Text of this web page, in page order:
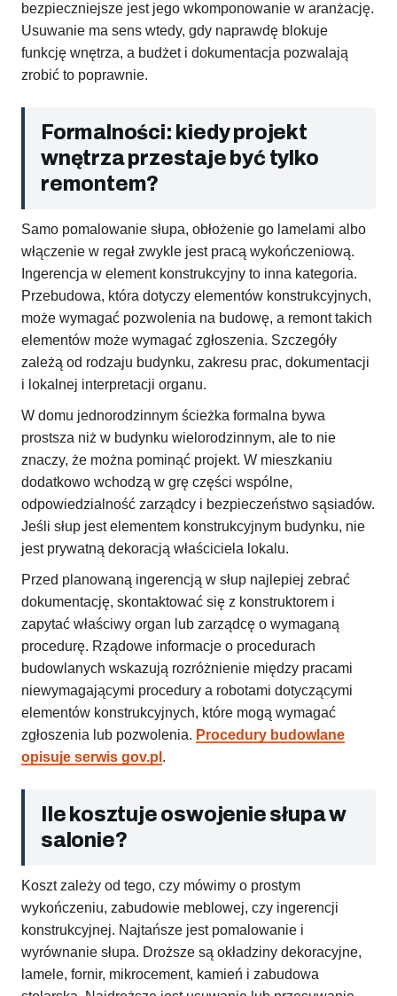
bezpieczniejsze jest jego wkomponowanie w aranżację.
Usuwanie ma sens wtedy, gdy naprawdę blokuje
funkcję wnętrza, a budżet i dokumentacja pozwalają
zrobić to poprawnie.
Formalności: kiedy projekt
wnętrza przestaje być tylko
remontem?
Samo pomalowanie słupa, obłożenie go lamelami albo
włączenie w regał zwykle jest pracą wykończeniową.
Ingerencja w element konstrukcyjny to inna kategoria.
Przebudowa, która dotyczy elementów konstrukcyjnych,
może wymagać pozwolenia na budowę, a remont takich
elementów może wymagać zgłoszenia. Szczegóły
zależą od rodzaju budynku, zakresu prac, dokumentacji
i lokalnej interpretacji organu.
W domu jednorodzinnym ścieżka formalna bywa
prostsza niż w budynku wielorodzinnym, ale to nie
znaczy, że można pominąć projekt. W mieszkaniu
dodatkowo wchodzą w grę części wspólne,
odpowiedzialność zarządcy i bezpieczeństwo sąsiadów.
Jeśli słup jest elementem konstrukcyjnym budynku, nie
jest prywatną dekoracją właściciela lokalu.
Przed planowaną ingerencją w słup najlepiej zebrać
dokumentację, skontaktować się z konstruktorem i
zapytać właściwy organ lub zarządcę o wymaganą
procedurę. Rządowe informacje o procedurach
budowlanych wskazują rozróżnienie między pracami
niewymagającymi procedury a robotami dotyczącymi
elementów konstrukcyjnych, które mogą wymagać
zgłoszenia lub pozwolenia. Procedury budowlane
opisuje serwis gov.pl .
Ile kosztuje oswojenie słupa w
salonie?
Koszt zależy od tego, czy mówimy o prostym
wykończeniu, zabudowie meblowej, czy ingerencji
konstrukcyjnej. Najtańsze jest pomalowanie i
wyrównanie słupa. Droższe są okładziny dekoracyjne,
lamele, fornir, mikrocement, kamień i zabudowa